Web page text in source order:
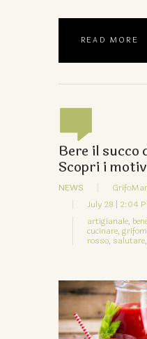
READ MORE
Bere il succo
Scopri i
NEWS
July 28 | 2:04
artigianale,
cucinare,
rosso, salutare,